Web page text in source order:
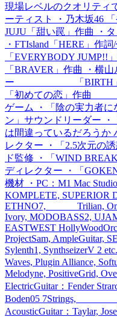
現場レベルのクオリティ
ーティスト ・乃木坂46
JUJU「甜い罠」作曲 ・
・FTIsland「HERE」作
「EVERYBODY
「BRAVER」作曲 ・横
ー 「BIRTH
「初めての恋」作
ゲーム ・「陰の実力者
ン」サウンドリーダー
は間違っているだろうか
レクター ・「2.5次元の
ド監修 ・「WIND
ディレクター ・「
機材 ・PC：M1 Mac
KOMPLETE, SUPERIOR
ETHNO7, Trilian,
Ivory, MODOBASS2,
EASTWEST
ProjectSam, AmpleGuitar,
Sylenth1,
Waves, Plugin Alliance,
Melodyne, PositiveGrid,
ElectricGuitar：Fender
Boden05 7Strings,
AcousticGuitar：Taylar,